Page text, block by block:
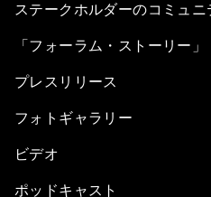
ステークホルダーのコミュニ
「フォーラム・ストーリー」
プレスリリース
フォトギャラリー
ビデオ
ポッドキャスト